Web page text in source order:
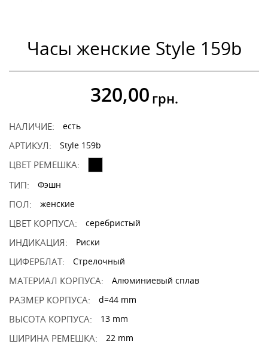
Часы женские Style 159b
320,00 грн.
НАЛИЧИЕ: есть
АРТИКУЛ: Style 159b
ЦВЕТ РЕМЕШКА:
ТИП:
Фэшн
ПОЛ: женские
ЦВЕТ КОРПУСА: серебристый
ИНДИКАЦИЯ: Риски
ЦИФЕРБЛАТ: Стрелочный
МАТЕРИАЛ КОРПУСА: Алюминиевый сплав
РАЗМЕР КОРПУСА: d=44 mm
ВЫСОТА КОРПУСА: 13 mm
ШИРИНА РЕМЕШКА: 22 mm